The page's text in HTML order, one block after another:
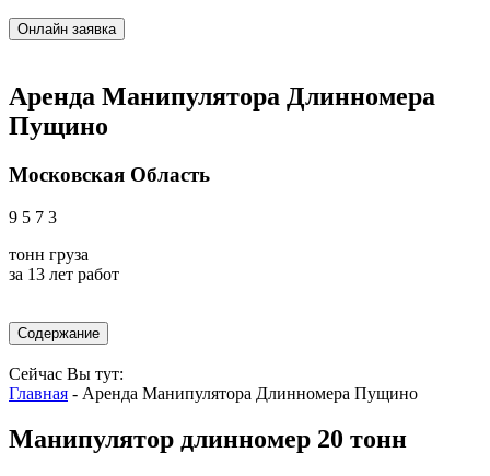
Онлайн заявка
Аренда Манипулятора Длинномера
Пущино
Московская Область
9 5 7 3
тонн груза
за 13 лет работ
Содержание
Сейчас Вы тут:
Главная - Аренда Манипулятора Длинномера Пущино
Манипулятор длинномер 20 тонн